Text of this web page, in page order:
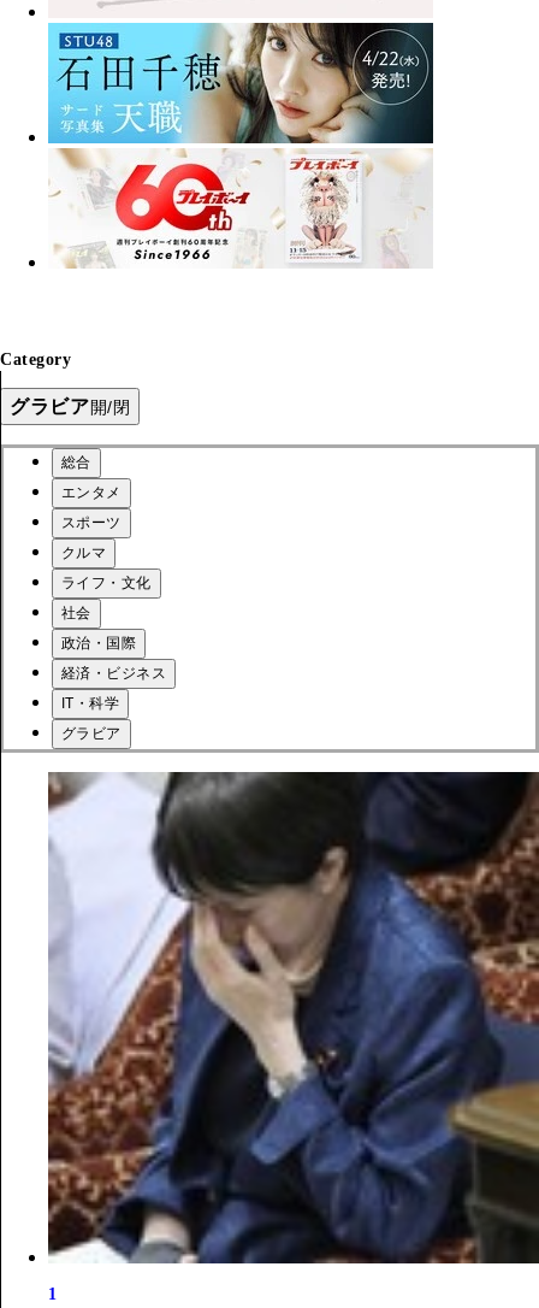
Category
グラビア開/閉
総合
エンタメ
スポーツ
クルマ
ライフ・文化
社会
政治・国際
経済・ビジネス
IT・科学
グラビア
1